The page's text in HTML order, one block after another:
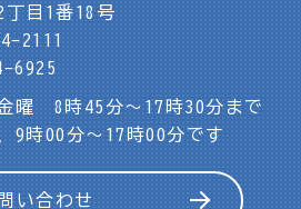
丁目1番18号
2111
6925
曜 8時45分～17時30分まで
9時00分～17時00分です
い合わせ